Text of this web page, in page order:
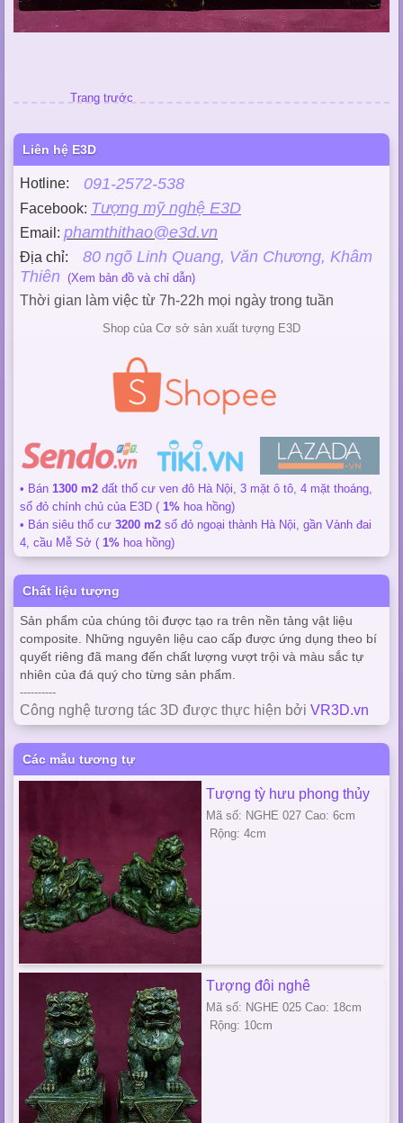
Trang trước
Liên hệ E3D
Hotline: 091-2572-538
Facebook: Tượng mỹ nghệ E3D
Email: phamthithao@e3d.vn
Địa chỉ: 80 ngõ Linh Quang, Văn Chương, Khâm
Thiên (Xem bản đồ và chỉ dẫn)
Thời gian làm việc từ 7h-22h mọi ngày trong tuần
Shop của Cơ sở sản xuất tượng E3D
• Bán 1300 m2 đất thổ cư ven đô Hà Nội, 3 mặt ô tô, 4 mặt thoáng,
sổ đỏ chính chủ của E3D ( 1% hoa hồng)
• Bán siêu thổ cư 3200 m2 sổ đỏ ngoại thành Hà Nội, gần Vành đai
4, cầu Mễ Sở ( 1% hoa hồng)
Chất liệu tượng
Sản phẩm của chúng tôi được tạo ra trên nền tảng vật liệu
composite. Những nguyên liệu cao cấp được ứng dụng theo bí
quyết riêng đã mang đến chất lượng vượt trội và màu sắc tự
nhiên của đá quý cho từng sản phẩm.
----------
Công nghệ tương tác 3D được thực hiện bởi VR3D.vn
Các mẫu tương tự
Tượng tỳ hưu phong thủy
Mã số: NGHE 027 Cao: 6cm
Rộng: 4cm
Tượng đôi nghê
Mã số: NGHE 025 Cao: 18cm
Rộng: 10cm